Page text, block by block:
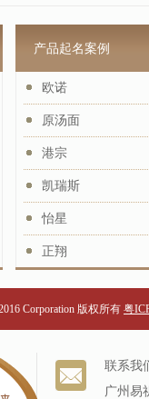
产品起名案例
欧诺
原汤面
港宗
凯瑞斯
怡星
正翔
Corporation 版权所有 粤
联系我
广州易